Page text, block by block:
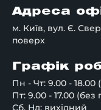
Адреса
м. Київ, вул. Є.
поверх
Графік
Пн - Чт: 9.00 - 18.00
Пт: 9.00 - 17.00
Сб, Нд: вихідний